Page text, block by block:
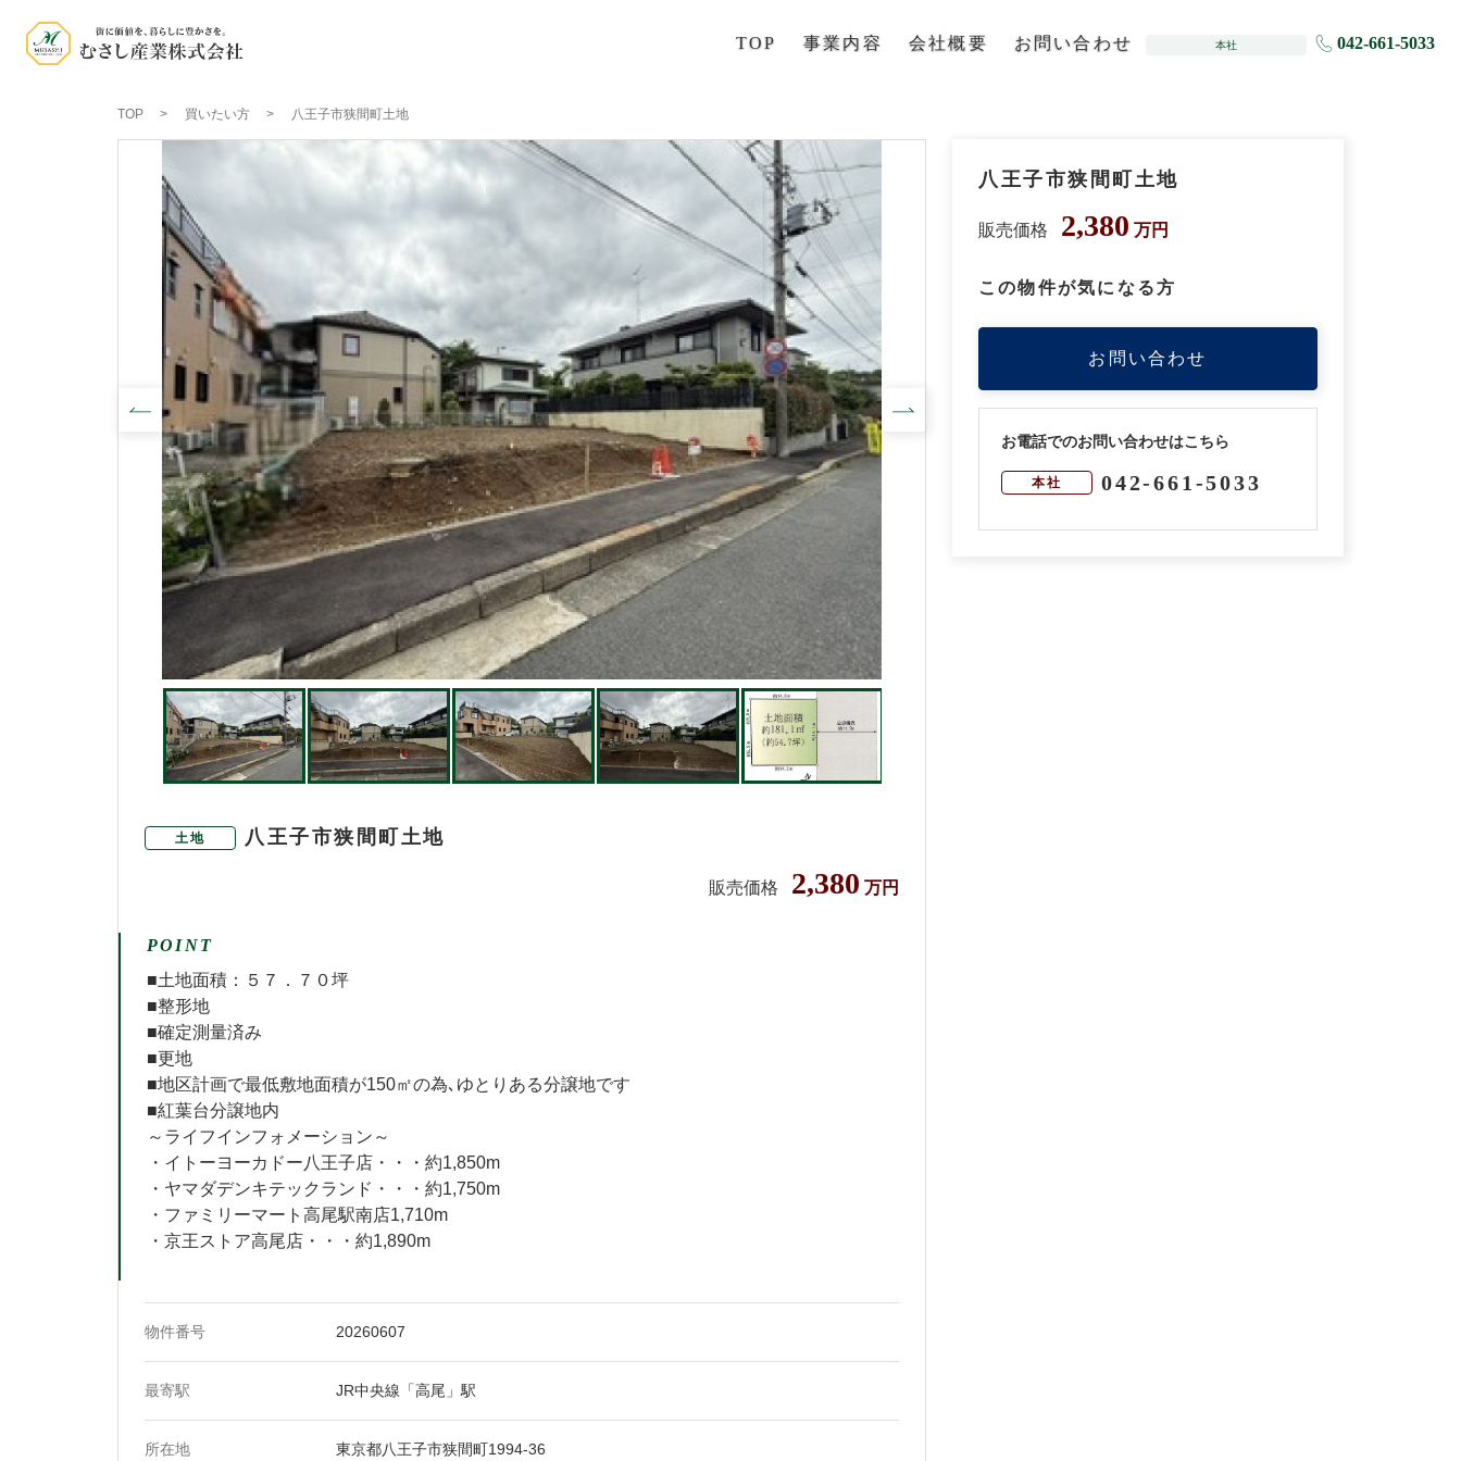
TOP 事業内容 会社概要 お問い合わせ 本社 042-661-5033
TOP 買いたい方 八王子市狭間町土地
土地 八王子市狭間町土地
販売価格 2,380 万円
POINT
■土地面積：５７．７０坪
■整形地
■確定測量済み
■更地
■地区計画で最低敷地面積が150㎡の為､ゆとりある分譲地です
■紅葉台分譲地内
～ライフインフォメーション～
・イトーヨーカドー八王子店・・・約1,850m
・ヤマダデンキテックランド・・・約1,750m
・ファミリーマート高尾駅南店1,710m
・京王ストア高尾店・・・約1,890m
物件番号 20260607
最寄駅 JR中央線「高尾」駅
所在地 東京都八王子市狭間町1994-36
八王子市狭間町土地
販売価格 2,380 万円
この物件が気になる方
お問い合わせ
お電話でのお問い合わせはこちら
本社 042-661-5033